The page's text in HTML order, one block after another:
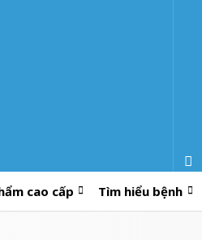
cao cấp Tìm hiểu bệnh